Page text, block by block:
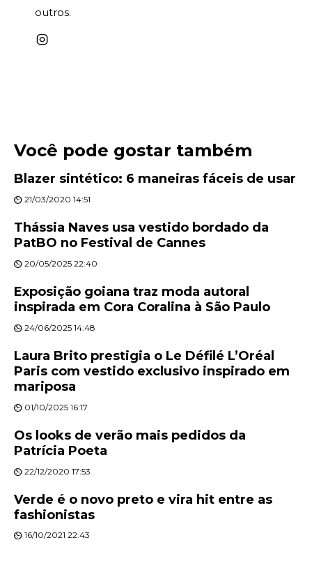
outros.
Você pode gostar também
Blazer sintético: 6 maneiras fáceis de usar
21/03/2020 14:51
Thássia Naves usa vestido bordado da
PatBO no Festival de Cannes
20/05/2025 22:40
Exposição goiana traz moda autoral
inspirada em Cora Coralina à São Paulo
24/06/2025 14:48
Laura Brito prestigia o Le Défilé L’Oréal
Paris com vestido exclusivo inspirado em
mariposa
01/10/2025 16:17
Os looks de verão mais pedidos da
Patrícia Poeta
22/12/2020 17:53
Verde é o novo preto e vira hit entre as
fashionistas
16/10/2021 22:43